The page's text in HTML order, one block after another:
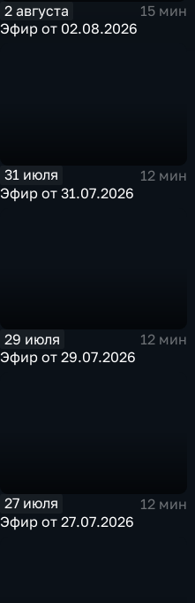
2 августа
15 мин
Эфир от 02.08.2026
31 июля
12 мин
Эфир от 31.07.2026
29 июля
12 мин
Эфир от 29.07.2026
27 июля
12 мин
Эфир от 27.07.2026